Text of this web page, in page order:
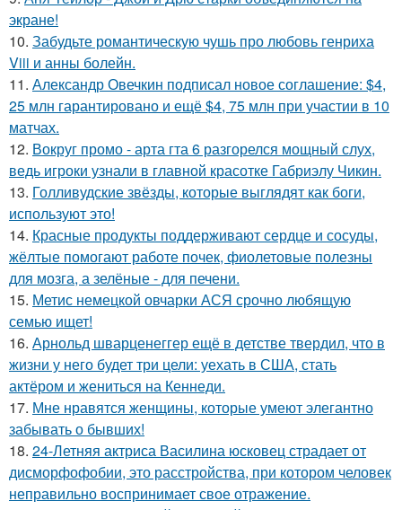
экране!
10. Забудьте романтическую чушь про любовь генриха
Viii и анны болейн.
11. Александр Овечкин подписал новое соглашение: $4,
25 млн гарантировано и ещё $4, 75 млн при участии в 10
матчах.
12. Вокруг промо - арта гта 6 разгорелся мощный слух,
ведь игроки узнали в главной красотке Габриэлу Чикин.
13. Голливудские звёзды, которые выглядят как боги,
используют это!
14. Красные продукты поддерживают сердце и сосуды,
жёлтые помогают работе почек, фиолетовые полезны
для мозга, а зелёные - для печени.
15. Метис немецкой овчарки АСЯ срочно любящую
семью ищет!
16. Арнольд шварценеггер ещё в детстве твердил, что в
жизни у него будет три цели: уехать в США, стать
актёром и жениться на Кеннеди.
17. Мне нравятся женщины, которые умеют элегантно
забывать о бывших!
18. 24-Летняя актриса Василина юсковец страдает от
дисморфофобии, это расстройства, при котором человек
неправильно воспринимает свое отражение.